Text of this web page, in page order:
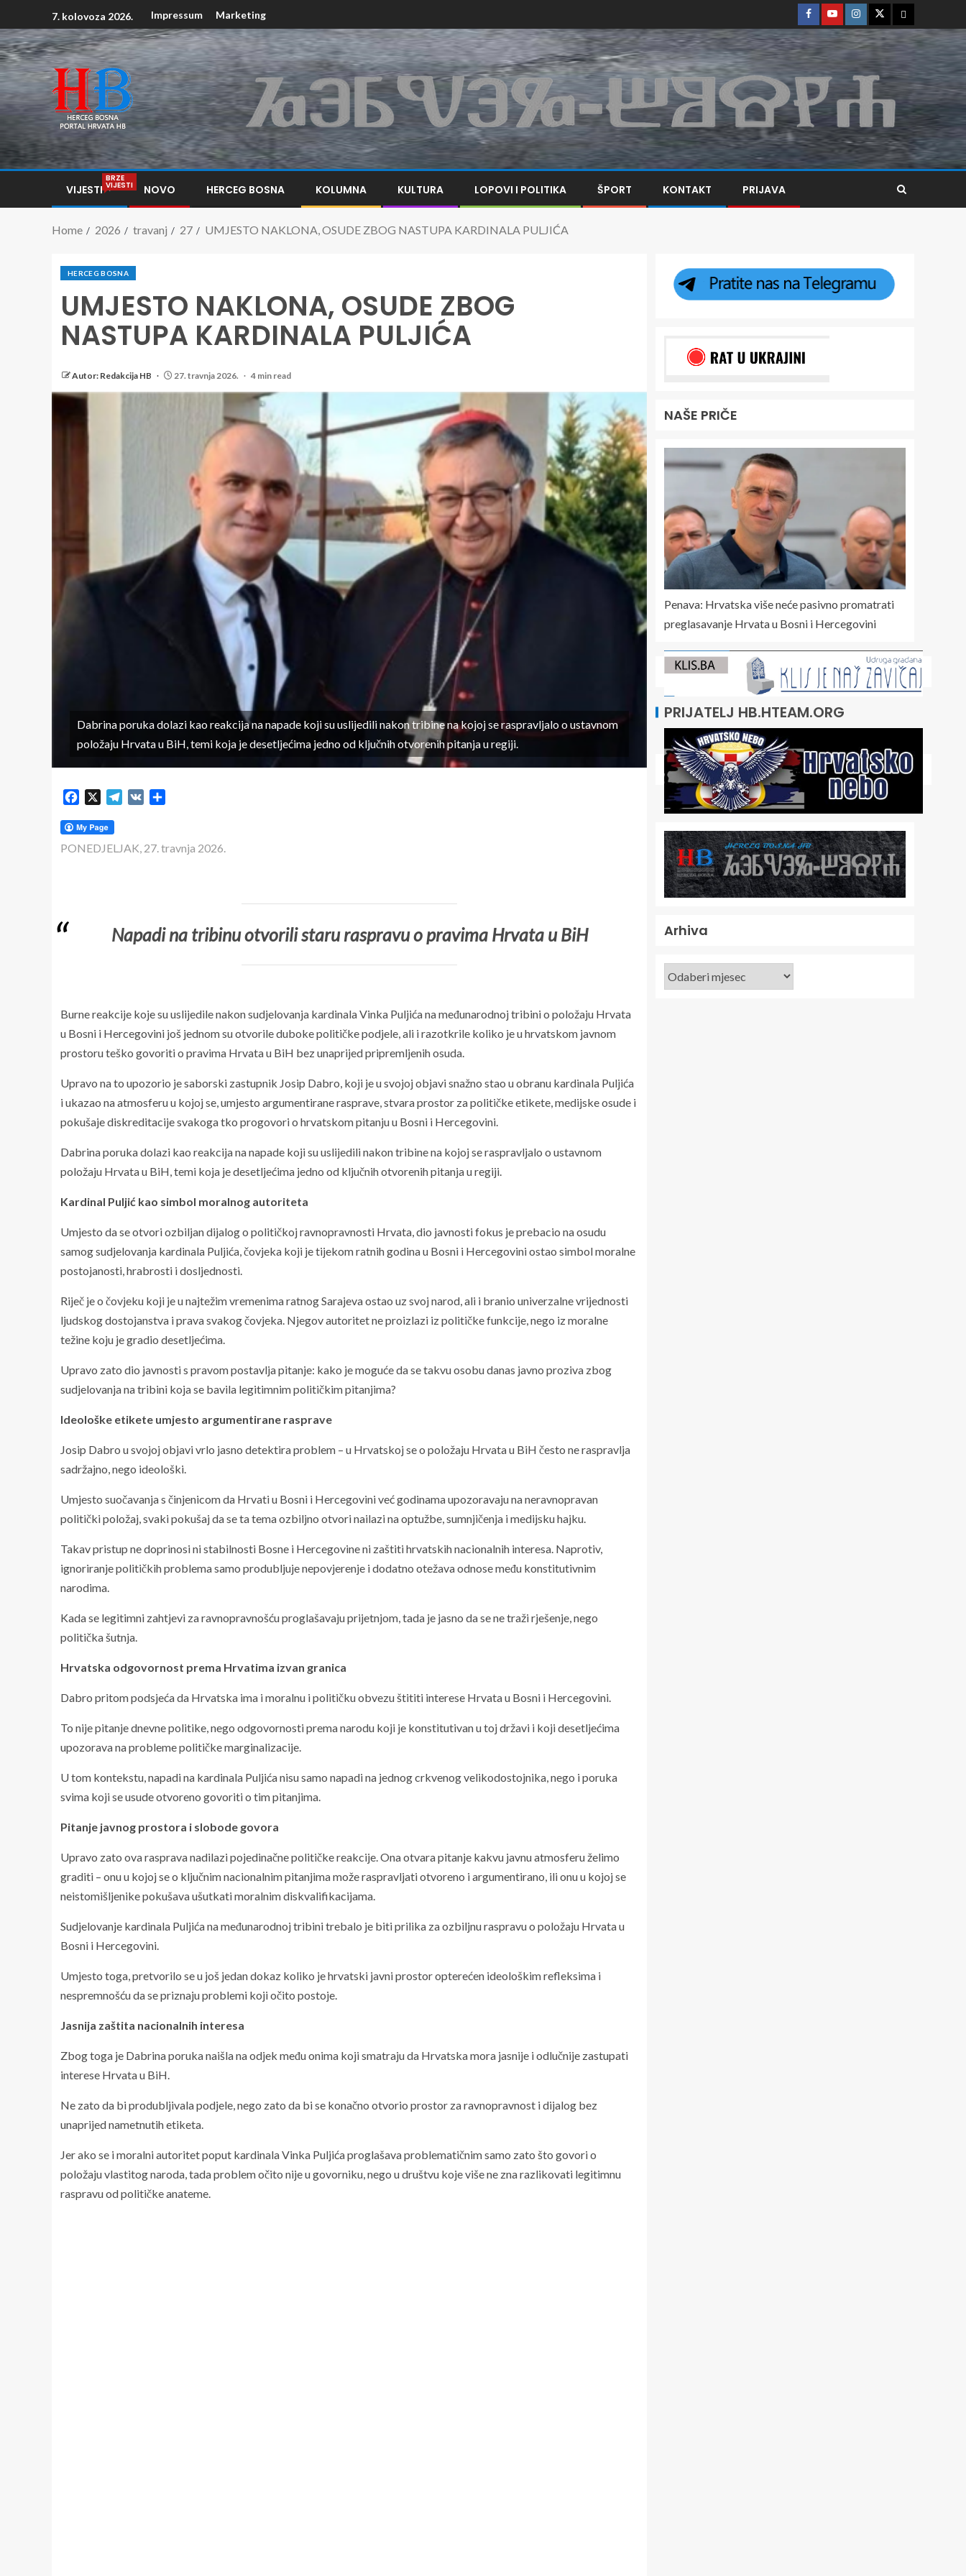
7. kolovoza 2026. Impressum Marketing
VIJESTI
BRZE
VIJESTI NOVO HERCEG BOSNA KOLUMNA KULTURA LOPOVI I POLITIKA ŠPORT KONTAKT PRIJAVA
Home 2026 travanj 27 UMJESTO NAKLONA, OSUDE ZBOG NASTUPA KARDINALA PULJIĆA
HERCEG BOSNA
UMJESTO NAKLONA, OSUDE ZBOG
NASTUPA KARDINALA PULJIĆA
Autor: Redakcija HB 27. travnja 2026. 4 min read
Dabrina poruka dolazi kao reakcija na napade koji su uslijedili nakon tribine na kojoj se raspravljalo o ustavnom
položaju Hrvata u BiH, temi koja je desetljećima jedno od ključnih otvorenih pitanja u regiji.
Facebook Telegram
VK
PONEDJELJAK, 27. travnja 2026.
Napadi na tribinu otvorili staru raspravu o pravima Hrvata u BiH
Burne reakcije koje su uslijedile nakon sudjelovanja kardinala Vinka Puljića na međunarodnoj tribini o položaju Hrvata
u Bosni i Hercegovini još jednom su otvorile duboke političke podjele, ali i razotkrile koliko je u hrvatskom javnom
prostoru teško govoriti o pravima Hrvata u BiH bez unaprijed pripremljenih osuda.
Upravo na to upozorio je saborski zastupnik Josip Dabro, koji je u svojoj objavi snažno stao u obranu kardinala Puljića
i ukazao na atmosferu u kojoj se, umjesto argumentirane rasprave, stvara prostor za političke etikete, medijske osude i
pokušaje diskreditacije svakoga tko progovori o hrvatskom pitanju u Bosni i Hercegovini.
Dabrina poruka dolazi kao reakcija na napade koji su uslijedili nakon tribine na kojoj se raspravljalo o ustavnom
položaju Hrvata u BiH, temi koja je desetljećima jedno od ključnih otvorenih pitanja u regiji.
Kardinal Puljić kao simbol moralnog autoriteta
Umjesto da se otvori ozbiljan dijalog o političkoj ravnopravnosti Hrvata, dio javnosti fokus je prebacio na osudu
samog sudjelovanja kardinala Puljića, čovjeka koji je tijekom ratnih godina u Bosni i Hercegovini ostao simbol moralne
postojanosti, hrabrosti i dosljednosti.
Riječ je o čovjeku koji je u najtežim vremenima ratnog Sarajeva ostao uz svoj narod, ali i branio univerzalne vrijednosti
ljudskog dostojanstva i prava svakog čovjeka. Njegov autoritet ne proizlazi iz političke funkcije, nego iz moralne
težine koju je gradio desetljećima.
Upravo zato dio javnosti s pravom postavlja pitanje: kako je moguće da se takvu osobu danas javno proziva zbog
sudjelovanja na tribini koja se bavila legitimnim političkim pitanjima?
Ideološke etikete umjesto argumentirane rasprave
Josip Dabro u svojoj objavi vrlo jasno detektira problem – u Hrvatskoj se o položaju Hrvata u BiH često ne raspravlja
sadržajno, nego ideološki.
Umjesto suočavanja s činjenicom da Hrvati u Bosni i Hercegovini već godinama upozoravaju na neravnopravan
politički položaj, svaki pokušaj da se ta tema ozbiljno otvori nailazi na optužbe, sumnjičenja i medijsku hajku.
Takav pristup ne doprinosi ni stabilnosti Bosne i Hercegovine ni zaštiti hrvatskih nacionalnih interesa. Naprotiv,
ignoriranje političkih problema samo produbljuje nepovjerenje i dodatno otežava odnose među konstitutivnim
narodima.
Kada se legitimni zahtjevi za ravnopravnošću proglašavaju prijetnjom, tada je jasno da se ne traži rješenje, nego
politička šutnja.
Hrvatska odgovornost prema Hrvatima izvan granica
Dabro pritom podsjeća da Hrvatska ima i moralnu i političku obvezu štititi interese Hrvata u Bosni i Hercegovini.
To nije pitanje dnevne politike, nego odgovornosti prema narodu koji je konstitutivan u toj državi i koji desetljećima
upozorava na probleme političke marginalizacije.
U tom kontekstu, napadi na kardinala Puljića nisu samo napadi na jednog crkvenog velikodostojnika, nego i poruka
svima koji se usude otvoreno govoriti o tim pitanjima.
Pitanje javnog prostora i slobode govora
Upravo zato ova rasprava nadilazi pojedinačne političke reakcije. Ona otvara pitanje kakvu javnu atmosferu želimo
graditi – onu u kojoj se o ključnim nacionalnim pitanjima može raspravljati otvoreno i argumentirano, ili onu u kojoj se
neistomišljenike pokušava ušutkati moralnim diskvalifikacijama.
Sudjelovanje kardinala Puljića na međunarodnoj tribini trebalo je biti prilika za ozbiljnu raspravu o položaju Hrvata u
Bosni i Hercegovini.
Umjesto toga, pretvorilo se u još jedan dokaz koliko je hrvatski javni prostor opterećen ideološkim refleksima i
nespremnošću da se priznaju problemi koji očito postoje.
Jasnija zaštita nacionalnih interesa
Zbog toga je Dabrina poruka naišla na odjek među onima koji smatraju da Hrvatska mora jasnije i odlučnije zastupati
interese Hrvata u BiH.
Ne zato da bi produbljivala podjele, nego zato da bi se konačno otvorio prostor za ravnopravnost i dijalog bez
unaprijed nametnutih etiketa.
Jer ako se i moralni autoritet poput kardinala Vinka Puljića proglašava problematičnim samo zato što govori o
položaju vlastitog naroda, tada problem očito nije u govorniku, nego u društvu koje više ne zna razlikovati legitimnu
raspravu od političke anateme.
NAŠE PRIČE
Penava: Hrvatska više neće pasivno promatrati
preglasavanje Hrvata u Bosni i Hercegovini
PRIJATELJ HB.HTEAM.ORG
Arhiva